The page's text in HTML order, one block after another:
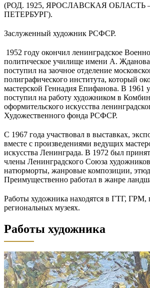
(РОД. 1925, ЯРОСЛАВСКАЯ ОБЛАСТЬ
ПЕТЕРБУРГ).
Заслуженный художник РСФСР.
1952 году окончил ленинградское
политическое училище имени А.
поступил на заочное отделение
полиграфического института, который
мастерской Геннадия Епифанова. В 1961
поступил на работу художником в
оформительского искусства
Художественного фонда РСФСР.
С 1967 года участвовал в выставках,
вместе с произведениями ведущих
искусства Ленинграда. В 1972 был
члены Ленинградского Союза
натюрморты, жанровые композиции,
Преимущественно работал в жанре
Работы художника находятся в ГТГ, ГРМ,
региональных музеях.
Работы художника